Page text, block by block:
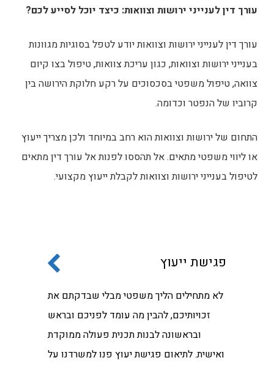
עורך דין לענייני ירושות וצוואות: כיצד יוכל לסייע לכם?
עורך דין לענייני ירושות וצוואות יודע לטפל בסוגיות מגוונות
בענייני ירושות וצוואות, כגון עריכת צוואות, טיפול בצו קיום
צוואה, טיפול משפטי בסכסוכים על רקע חלוקת הירושה בין
קרוביו של הנפטר וכדומה.
התחום של ירושות וצוואות הוא רחב במיוחד ולכן מצריך ייעוץ
או ליווי משפטי מתאים. אל תהססו לפנות אל עורך דין מתאים
לטיפול בענייני ירושות וצוואות לקבלת ייעוץ מקצועי.
פגישת ייעוץ
לא מתחילים הליך משפטי מבלי שבדקתם את
זכויותיכם, להבין מה עומד לפניכם ובראש
ובראשונה לבנות תכנית פעולה ממוקדת
ואישית. לתיאום פגישת יעוץ פנו למשרדנו על